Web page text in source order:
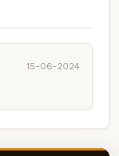
15-06-2024